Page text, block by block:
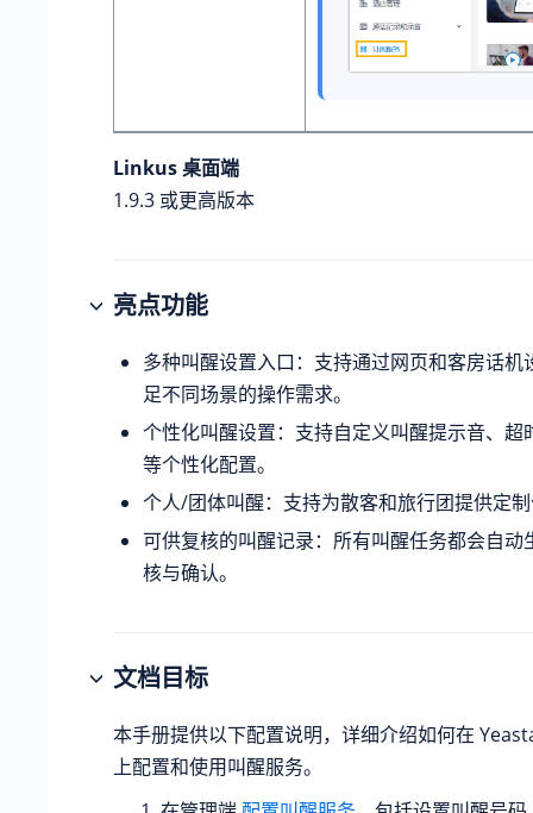
Linkus 桌面端
1.9.3 或更高版本
亮点功能
多种叫醒设置入口：支持通过网页和客房话机
足不同场景的操作需求。
个性化叫醒设置：支持自定义叫醒提示音、超
等个性化配置。
个人/团体叫醒：支持为散客和旅行团提供定
可供复核的叫醒记录：所有叫醒任务都会自动
核与确认。
文档目标
本手册提供以下配置说明，详细介绍如何在
上配置和使用叫醒服务。